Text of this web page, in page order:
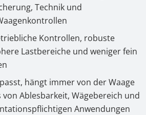
Technik und
Kontrollen, robuste
Lastbereiche und weniger fein
hängt immer von der Waage
Ablesbarkeit, Wägebereich und
Anwendungen